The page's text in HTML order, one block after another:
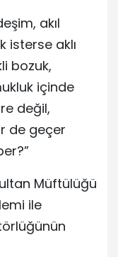
akıl
isterse aklı
bozuk,
içinde
değil,
de geçer
Müftülüğü
ile